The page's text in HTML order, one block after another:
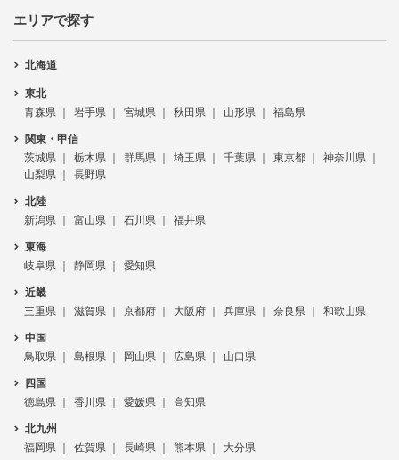
エリアで探す
北海道
東北
青森県
岩手県 宮城県 秋田県 山形県 福島県
関東・甲信
茨城県
栃木県 群馬県 埼玉県 千葉県 東京都
神奈川県
山梨県
長野県
北陸
新潟県
富山県 石川県 福井県
東海
岐阜県
静岡県 愛知県
近畿
三重県
滋賀県 京都府 大阪府 兵庫県 奈良県 和歌山県
中国
鳥取県
島根県 岡山県 広島県 山口県
四国
徳島県
香川県 愛媛県 高知県
北九州
福岡県
佐賀県 長崎県 熊本県 大分県